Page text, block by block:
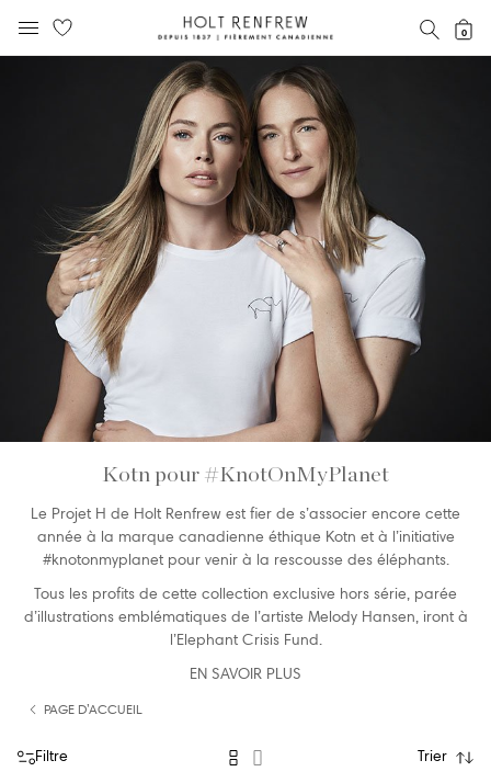
Holt
Fierement
Canadienne
0
Kotn pour #KnotOnMyPlanet
Le Projet H de Holt Renfrew est fier de s’associer encore cette
année à la marque canadienne éthique Kotn et à l’initiative
#knotonmyplanet pour venir à la rescousse des éléphants.
Tous les profits de cette collection exclusive hors série, parée
d’illustrations emblématiques de l’artiste Melody Hansen, iront à
l’Elephant Crisis Fund.
EN SAVOIR PLUS
PAGE D’ACCUEIL
Filtre Trier